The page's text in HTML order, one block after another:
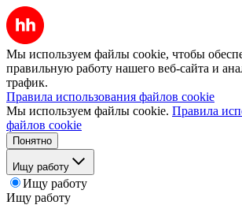
Мы используем файлы cookie, чтобы
правильную работу нашего веб-сайта и
трафик.
Правила использования файлов cookie
Мы используем файлы cookie. Правила
файлов cookie
Понятно
Ищу работу
Ищу работу
Ищу работу